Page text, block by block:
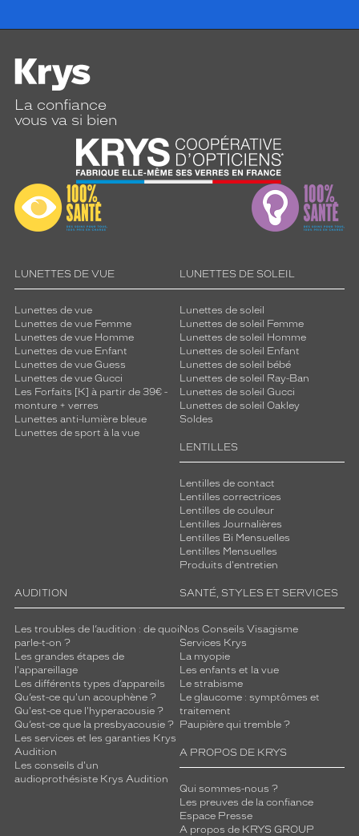
La confiance
vous va si bien
LUNETTES DE VUE
Lunettes de vue
Lunettes de vue Femme
Lunettes de vue Homme
Lunettes de vue Enfant
Lunettes de vue Guess
Lunettes de vue Gucci
Les Forfaits [K] à partir de 39€ -
monture + verres
Lunettes anti-lumière bleue
Lunettes de sport à la vue
LUNETTES DE SOLEIL
Lunettes de soleil
Lunettes de soleil Femme
Lunettes de soleil Homme
Lunettes de soleil Enfant
Lunettes de soleil bébé
Lunettes de soleil Ray-Ban
Lunettes de soleil Gucci
Lunettes de soleil Oakley
Soldes
LENTILLES
Lentilles de contact
Lentilles correctrices
Lentilles de couleur
Lentilles Journalières
Lentilles Bi Mensuelles
Lentilles Mensuelles
Produits d'entretien
AUDITION
Les troubles de l’audition : de quoi
parle-t-on ?
Les grandes étapes de
l'appareillage
Les différents types d’appareils
Qu’est-ce qu'un acouphène ?
Qu'est-ce que l'hyperacousie ?
Qu’est-ce que la presbyacousie ?
Les services et les garanties Krys
Audition
Les conseils d'un
audioprothésiste Krys Audition
SANTÉ, STYLES ET SERVICES
Nos Conseils Visagisme
Services Krys
La myopie
Les enfants et la vue
Le strabisme
Le glaucome : symptômes et
traitement
Paupière qui tremble ?
A PROPOS DE KRYS
Qui sommes-nous ?
Les preuves de la confiance
Espace Presse
A propos de KRYS GROUP